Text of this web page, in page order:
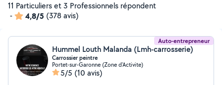
11 Particuliers et 3 Professionnels répondent
-
4,8/5 (378 avis)
Auto-entrepreneur
Hummel Louth Malanda (Lmh-carrosserie)
Carrossier peintre
Portet-sur-Garonne (Zone d'Activite)
5/5 (10 avis)